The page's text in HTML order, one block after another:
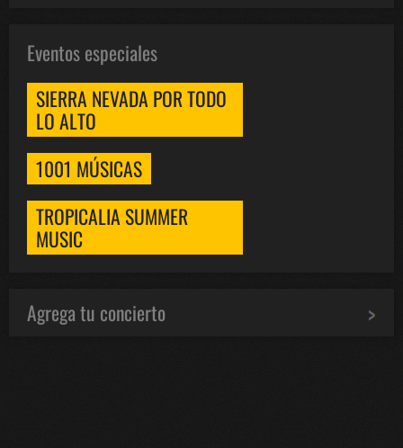
Eventos especiales
SIERRA NEVADA POR TODO
LO ALTO
1001 MÚSICAS
TROPICALIA SUMMER
MUSIC
Agrega tu concierto